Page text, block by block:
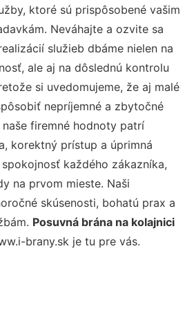
ktoré sú prispôsobené vašim
Neváhajte a ozvite sa
služieb dbáme nielen na
ale aj na dôslednú kontrolu
si uvedomujeme, že aj malé
nepríjemné a zbytočné
firemné hodnoty patrí
korektný prístup a úprimná
každého zákazníka,
na prvom mieste. Naši
skúsenosti, bohatú prax a
Posuvná brána na kolajnici
brany.sk je tu pre vás.